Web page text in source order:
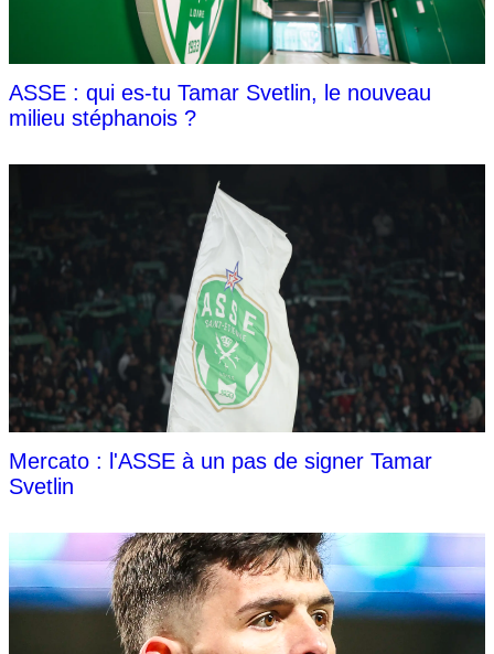
ASSE : qui es-tu Tamar Svetlin, le nouveau
milieu stéphanois ?
Mercato : l'ASSE à un pas de signer Tamar
Svetlin